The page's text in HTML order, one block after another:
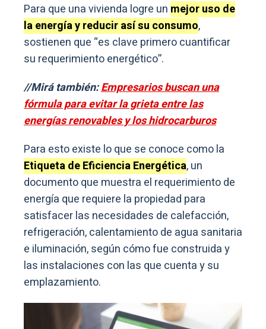
Para que una vivienda logre un mejor uso de
la energía y reducir así su consumo,
sostienen que “es clave primero cuantificar
su requerimiento energético”.
//Mirá también:Empresarios buscan una
fórmula para evitar la grieta entre las
energías renovables y los hidrocarburos
Para esto existe lo que se conoce como la
Etiqueta de Eficiencia Energética, un
documento que muestra el requerimiento de
energía que requiere la propiedad para
satisfacer las necesidades de calefacción,
refrigeración, calentamiento de agua sanitaria
e iluminación, según cómo fue construida y
las instalaciones con las que cuenta y su
emplazamiento.